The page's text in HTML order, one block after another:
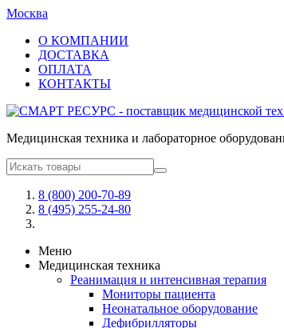
Москва
О КОМПАНИИ
ДОСТАВКА
ОПЛАТА
КОНТАКТЫ
Медицинская техника и лабораторное
8 (800) 200-70-89
8 (495) 255-24-80
Меню
Медицинская техника
Реанимация и интенсивная терапия
Мониторы пациента
Неонатальное оборудование
Дефибрилляторы